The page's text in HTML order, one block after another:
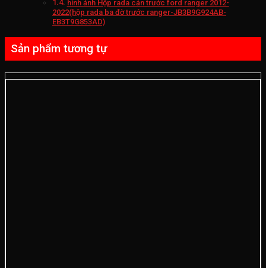
hình ảnh Hộp rada cản trước ford ranger 2012-
2022(hộp rada ba đờ trước ranger-JB3B9G924AB-
EB3T9G853AD)
Sản phẩm tương tự